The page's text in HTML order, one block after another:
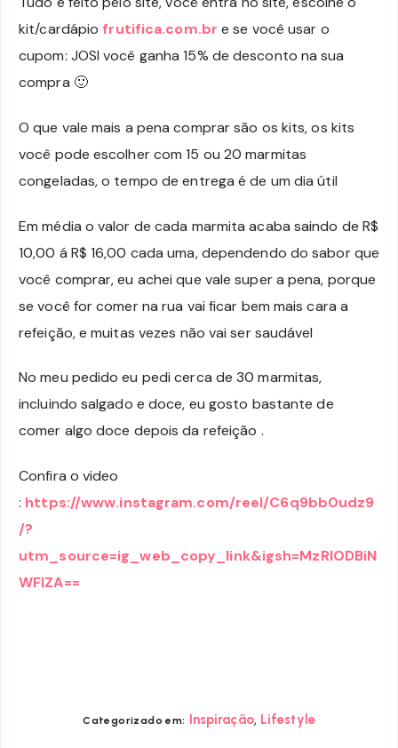
kit/cardápio frutifica.com.br e se você usar o
cupom: JOSI você ganha 15% de desconto na sua
compra 🙂
O que vale mais a pena comprar são os kits, os kits
você pode escolher com 15 ou 20 marmitas
congeladas, o tempo de entrega é de um dia útil
Em média o valor de cada marmita acaba saindo de R$
10,00 á R$ 16,00 cada uma, dependendo do sabor que
você comprar, eu achei que vale super a pena, porque
se você for comer na rua vai ficar bem mais cara a
refeição, e muitas vezes não vai ser saudável
No meu pedido eu pedi cerca de 30 marmitas,
incluindo salgado e doce, eu gosto bastante de
comer algo doce depois da refeição .
Confira o video
: https://www.instagram.com/reel/C6q9bb0udz9
/?
utm_source=ig_web_copy_link&igsh=MzRlODBiN
WFlZA==
Categorizado em: Inspiração, Lifestyle